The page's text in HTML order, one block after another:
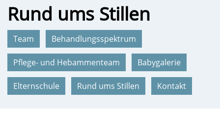
Rund ums Stillen
Team Behandlungsspektrum
Pflege- und Hebammenteam Babygalerie
Elternschule Rund ums Stillen Kontakt